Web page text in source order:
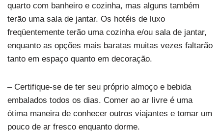
quarto com banheiro e cozinha, mas alguns também
terão uma sala de jantar. Os hotéis de luxo
freqüentemente terão uma cozinha e/ou sala de jantar,
enquanto as opções mais baratas muitas vezes faltarão
tanto em espaço quanto em decoração.
– Certifique-se de ter seu próprio almoço e bebida
embalados todos os dias. Comer ao ar livre é uma
ótima maneira de conhecer outros viajantes e tomar um
pouco de ar fresco enquanto dorme.